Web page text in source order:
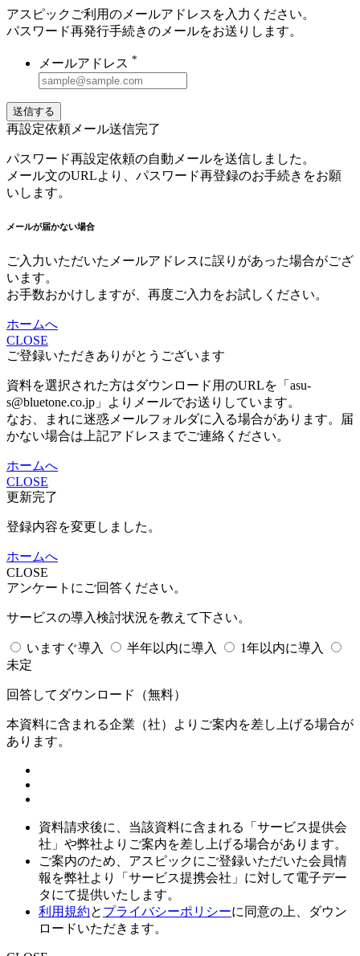
アスピックご利用のメールアドレスを入力ください。
パスワード再発行手続きのメールをお送りします。
メールアドレス *
送信する
再設定依頼メール送信完了
パスワード再設定依頼の自動メールを送信しました。
メール文のURLより、パスワード再登録のお手続きをお願
いします。
メールが届かない場合
ご入力いただいたメールアドレスに誤りがあった場合がござ
います。
お手数おかけしますが、再度ご入力をお試しください。
ホームへ
CLOSE
ご登録いただきありがとうございます
資料を選択された方はダウンロード用のURLを「asu-
s@bluetone.co.jp」よりメールでお送りしています。
なお、まれに迷惑メールフォルダに入る場合があります。届
かない場合は上記アドレスまでご連絡ください。
ホームへ
CLOSE
更新完了
登録内容を変更しました。
ホームへ
CLOSE
アンケートにご回答ください。
サービスの導入検討状況を教えて下さい。
いますぐ導入 半年以内に導入
1年以内に導入
未定
回答してダウンロード （無料）
本資料に含まれる企業（社）よりご案内を差し上げる場合が
あります。
資料請求後に、当該資料に含まれる「サービス提供会
社」や弊社よりご案内を差し上げる場合があります。
ご案内のため、アスピックにご登録いただいた会員情
報を弊社より「サービス提携会社」に対して電子デー
タにて提供いたします。
利用規約と プライバシーポリシーに同意の上、ダウン
ロードいただきます。